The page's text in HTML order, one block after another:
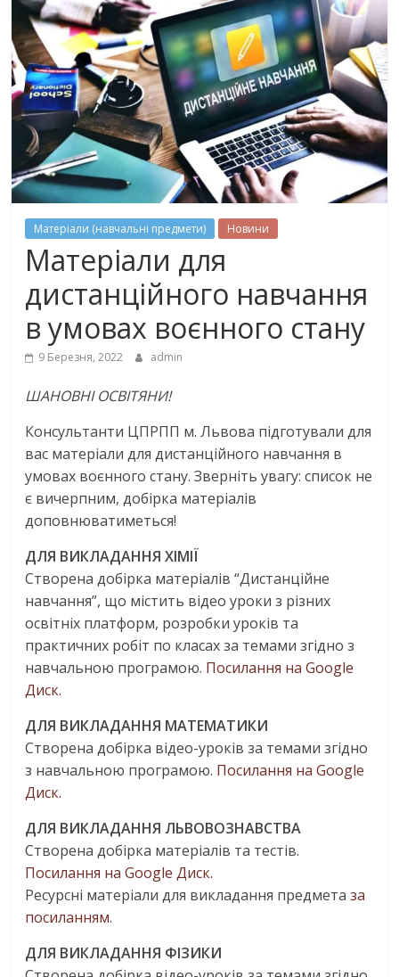
Матеріали (навчальні предмети) Новини
Матеріали для
дистанційного навчання
в умовах воєнного стану
9 Березня, 2022 admin
ШАНОВНІ ОСВІТЯНИ!
Консультанти ЦПРПП м. Львова підготували для
вас матеріали для дистанційного навчання в
умовах воєнного стану. Зверніть увагу: список не
є вичерпним, добірка матеріалів
доповнюватиметься!
ДЛЯ ВИКЛАДАННЯ ХІМІЇ
Створена добірка матеріалів “Дистанційне
навчання”, що містить відео уроки з різних
освітніх платформ, розробки уроків та
практичних робіт по класах за темами згідно з
навчальною програмою. Посилання на Google
Диск.
ДЛЯ ВИКЛАДАННЯ МАТЕМАТИКИ
Створена добірка відео-уроків за темами згідно
з навчальною програмою. Посилання на Google
Диск.
ДЛЯ ВИКЛАДАННЯ ЛЬВОВОЗНАВСТВА
Створена добірка матеріалів та тестів.
Посилання на Google Диск.
Ресурсні матеріали для викладання предметаза
посиланням.
ДЛЯ ВИКЛАДАННЯ ФІЗИКИ